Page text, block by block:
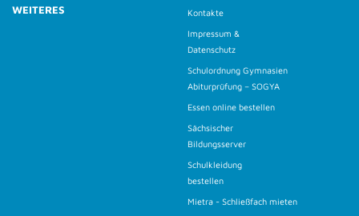
WEITERES
Kontakte
Impressum &
Datenschutz
Schulordnung Gymnasien
Abiturprüfung – SOGYA
Essen online bestellen
Sächsischer
Bildungsserver
Schulkleidung
bestellen
Mietra - Schließfach mieten